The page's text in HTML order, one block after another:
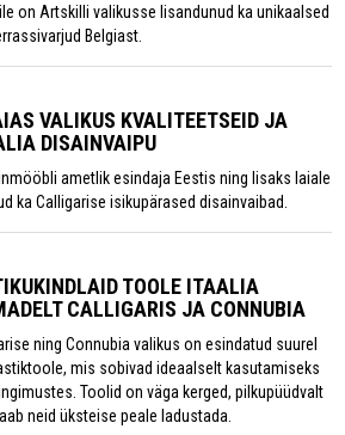
on Artskilli valikusse lisandunud ka unikaalsed
Belgiast.
VALIKUS KVALITEETSEID JA
DISAINVAIPU
ametlik esindaja Eestis ning lisaks laiale
ka Calligarise isikupärased disainvaibad.
TOOLE ITAALIA
CALLIGARIS JA CONNUBIA
ning Connubia valikus on esindatud suurel
mis sobivad ideaalselt kasutamiseks
Toolid on väga kerged, pilkupüüdvalt
neid üksteise peale ladustada.